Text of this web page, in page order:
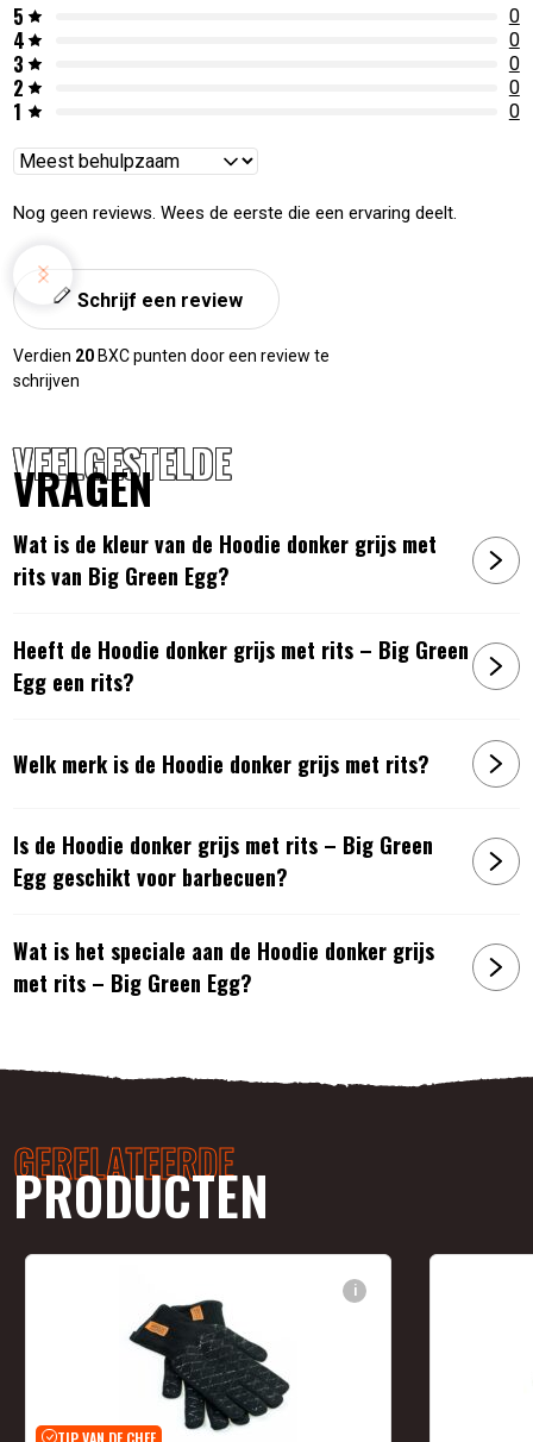
5 0
4 0
3 0
2 0
1 0
Reviews
Nog geen reviews. Wees de eerste die een ervaring deelt.
Schrijf een review
Verdien 20 BXC punten door een review te
schrijven
VEELGESTELDE
VRAGEN
Wat is de kleur van de Hoodie donker grijs met
rits van Big Green Egg?
Heeft de Hoodie donker grijs met rits – Big Green
Egg een rits?
Welk merk is de Hoodie donker grijs met rits?
Is de Hoodie donker grijs met rits – Big Green
Egg geschikt voor barbecuen?
Wat is het speciale aan de Hoodie donker grijs
met rits – Big Green Egg?
GERELATEERDE
PRODUCTEN
i
TIP VAN DE CHEF